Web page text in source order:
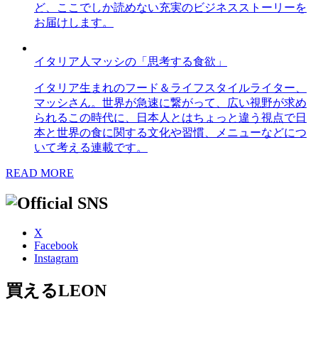
ど、ここでしか読めない充実のビジネスストーリーを
お届けします。
イタリア人マッシの「思考する食欲」
イタリア生まれのフード＆ライフスタイルライター、
マッシさん。世界が急速に繋がって、広い視野が求め
られるこの時代に、日本人とはちょっと違う視点で日
本と世界の食に関する文化や習慣、メニューなどにつ
いて考える連載です。
READ MORE
X
Facebook
Instagram
買えるLEON